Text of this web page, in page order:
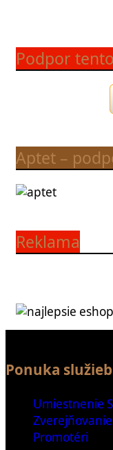
Podpor
Aptet –
Reklama
Ponuka služieb
Umiestnenie
Promotéri